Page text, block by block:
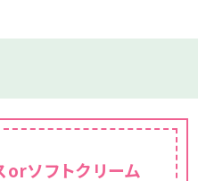
orソフトクリーム